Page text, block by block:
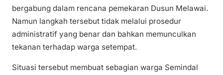
bergabung dalam rencana pemekaran Dusun Melawai.
Namun langkah tersebut tidak melalui prosedur
administratif yang benar dan bahkan memunculkan
tekanan terhadap warga setempat.
Situasi tersebut membuat sebagian warga Semindal